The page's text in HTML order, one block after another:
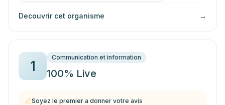
Decouvrir cet organisme →
1
Communication et information
100% Live
Soyez le premier a donner votre avis